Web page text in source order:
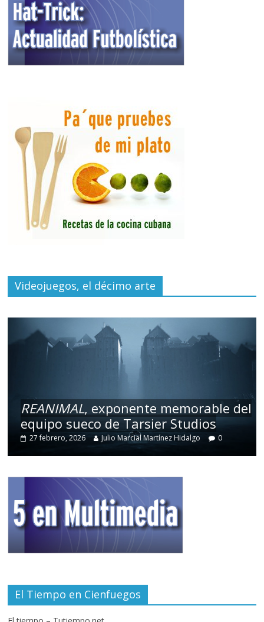
Videojuegos, el décimo arte
REANIMAL, exponente memorable del
equipo sueco de Tarsier Studios
27 febrero, 2026 Julio Marcial Martínez Hidalgo 0
El Tiempo en Cienfuegos